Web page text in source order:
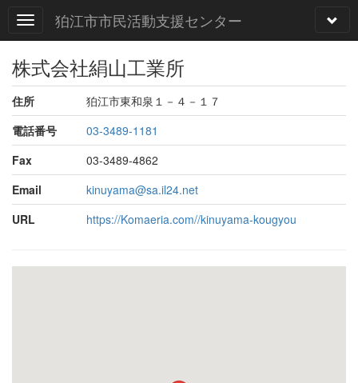
狛江市市民活動支援センター
株式会社絹山工業所
住所
狛江市東和泉１－４－１７
電話番号
03-3489-1181
Fax
03-3489-4862
Email
kinuyama@sa.il24.net
URL
https://Komaeria.com//kinuyama-kougyou